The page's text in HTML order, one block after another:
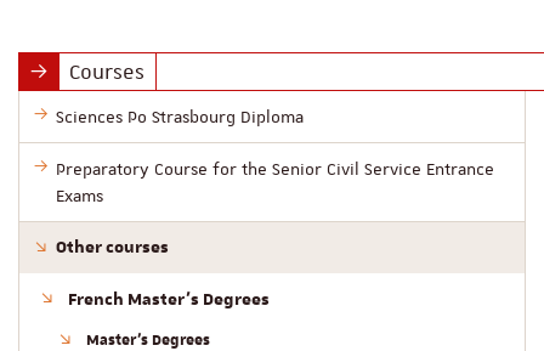
Courses
Sciences Po Strasbourg Diploma
Preparatory Course for the Senior Civil Service Entrance
Exams
Other courses
French Master’s Degrees
Master’s Degrees